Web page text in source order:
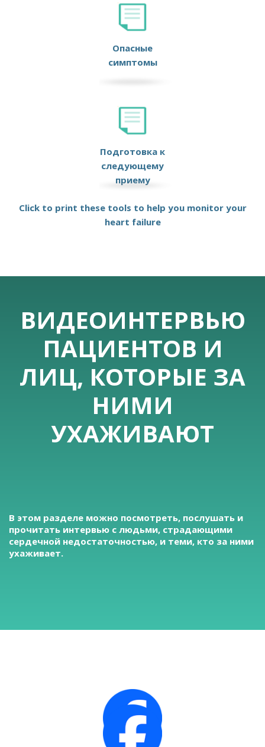
Опасные
симптомы
Подготовка к
следующему
приему
Click to print these tools to help you monitor your
heart failure
ВИДЕОИНТЕРВЬЮ
ПАЦИЕНТОВ И
ЛИЦ, КОТОРЫЕ ЗА
НИМИ
УХАЖИВАЮТ
В этом разделе можно посмотреть, послушать и
прочитать интервью с людьми, страдающими
сердечной недостаточностью, и теми, кто за ними
ухаживает.